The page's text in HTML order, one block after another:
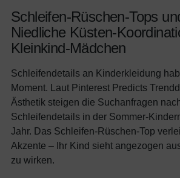
Schleifen-Rüschen-Tops
Niedliche Küsten-
Kleinkind-Mädchen
Schleifendetails an Kinderkleidung
Moment. Laut Pinterest Predicts
Ästhetik steigen die Suchanfragen
Schleifendetails in der Sommer-
Jahr. Das Schleifen-Rüschen-Top
Akzente – Ihr Kind sieht angezogen
zu wirken.